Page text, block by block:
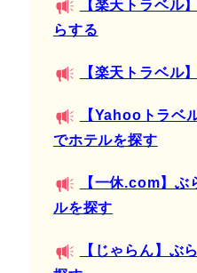
【楽天トラベル
らする
【楽天トラベル
【Yahooトラベ
でホテルを探す
【一休.com】ぶ
ルを探す
【じゃらん】ぶ